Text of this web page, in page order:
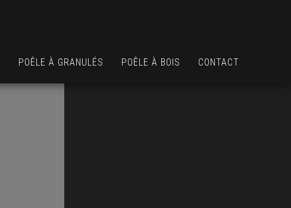
POÊLE À GRANULÉS POÊLE À BOIS CONTACT